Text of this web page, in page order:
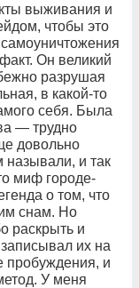
выживания и
чтобы это
Он великий
разрушая
в какой-то
себя. Была
— трудно
довольно
и так
миф городе-
о том, что
снам. Но
раскрыть и
их на
пробуждения, и
У меня